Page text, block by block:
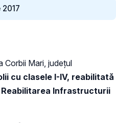
Mari, județul
cu clasele I-IV, reabilitată
Infrastructurii